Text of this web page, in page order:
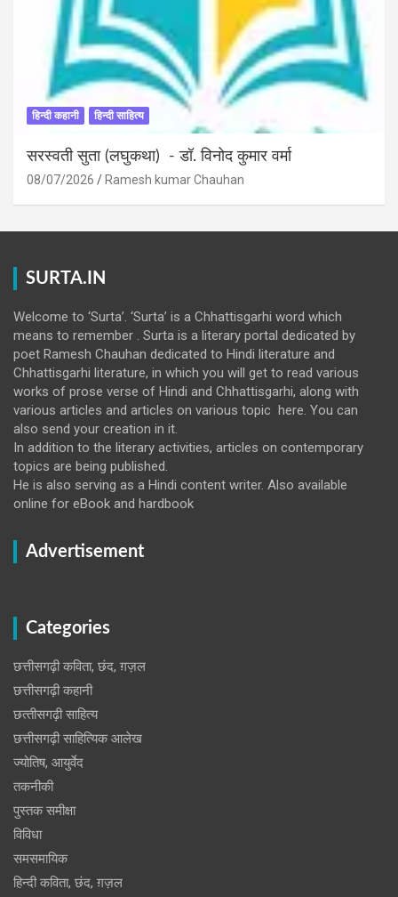
हिन्दी कहानी हिन्दी साहित्य
सरस्वती सुता (लघुकथा) ​- डॉ. विनोद कुमार वर्मा
08/07/2026 Ramesh kumar Chauhan
SURTA.IN
Welcome to ‘Surta’. ‘Surta’ is a Chhattisgarhi word which
means to remember . Surta is a literary portal dedicated by
poet Ramesh Chauhan dedicated to Hindi literature and
Chhattisgarhi literature, in which you will get to read various
works of prose verse of Hindi and Chhattisgarhi, along with
various articles and articles on various topic here. You can
also send your creation in it.
In addition to the literary activities, articles on contemporary
topics are being published.
He is also serving as a Hindi content writer. Also available
online for eBook and hardbook
Advertisement
Categories
छत्तीसगढ़ी कविता, छंद, ग़ज़ल
छत्तीसगढ़ी कहानी
छत्‍तीसगढ़ी साहित्‍य
छत्तीसगढ़ी साहित्यिक आलेख
ज्योतिष, आयुर्वेद
तकनीकी
पुस्‍तक समीक्षा
विविधा
समसमायिक
हिन्दी कविता, छंद, ग़ज़ल